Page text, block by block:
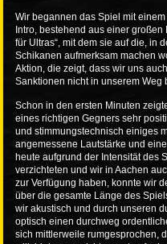
Wir begannen das Spiel mit
Intro, bestehend aus einer
für Ultras“, mit dem sie auf die, in
Schikanen aufmerksam machen
Aktion, die zeigt, dass wir uns
Sanktionen nicht in unserem Weg
Schon in den ersten Minuten
eines richtigen Gegners sehr
und stimmungstechnisch einiges
angemessene Lautstärke und
heute aufgrund der Intensität des
verzichteten und wir in Aachen
zur Verfügung haben, konnte wir
über die gesamte Länge des
wir akustisch und durch unseren
optisch einen durchweg
sich mittlerweile rumgesprochen,